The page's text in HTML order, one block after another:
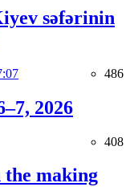
səfərinin
486
2026
408
the making